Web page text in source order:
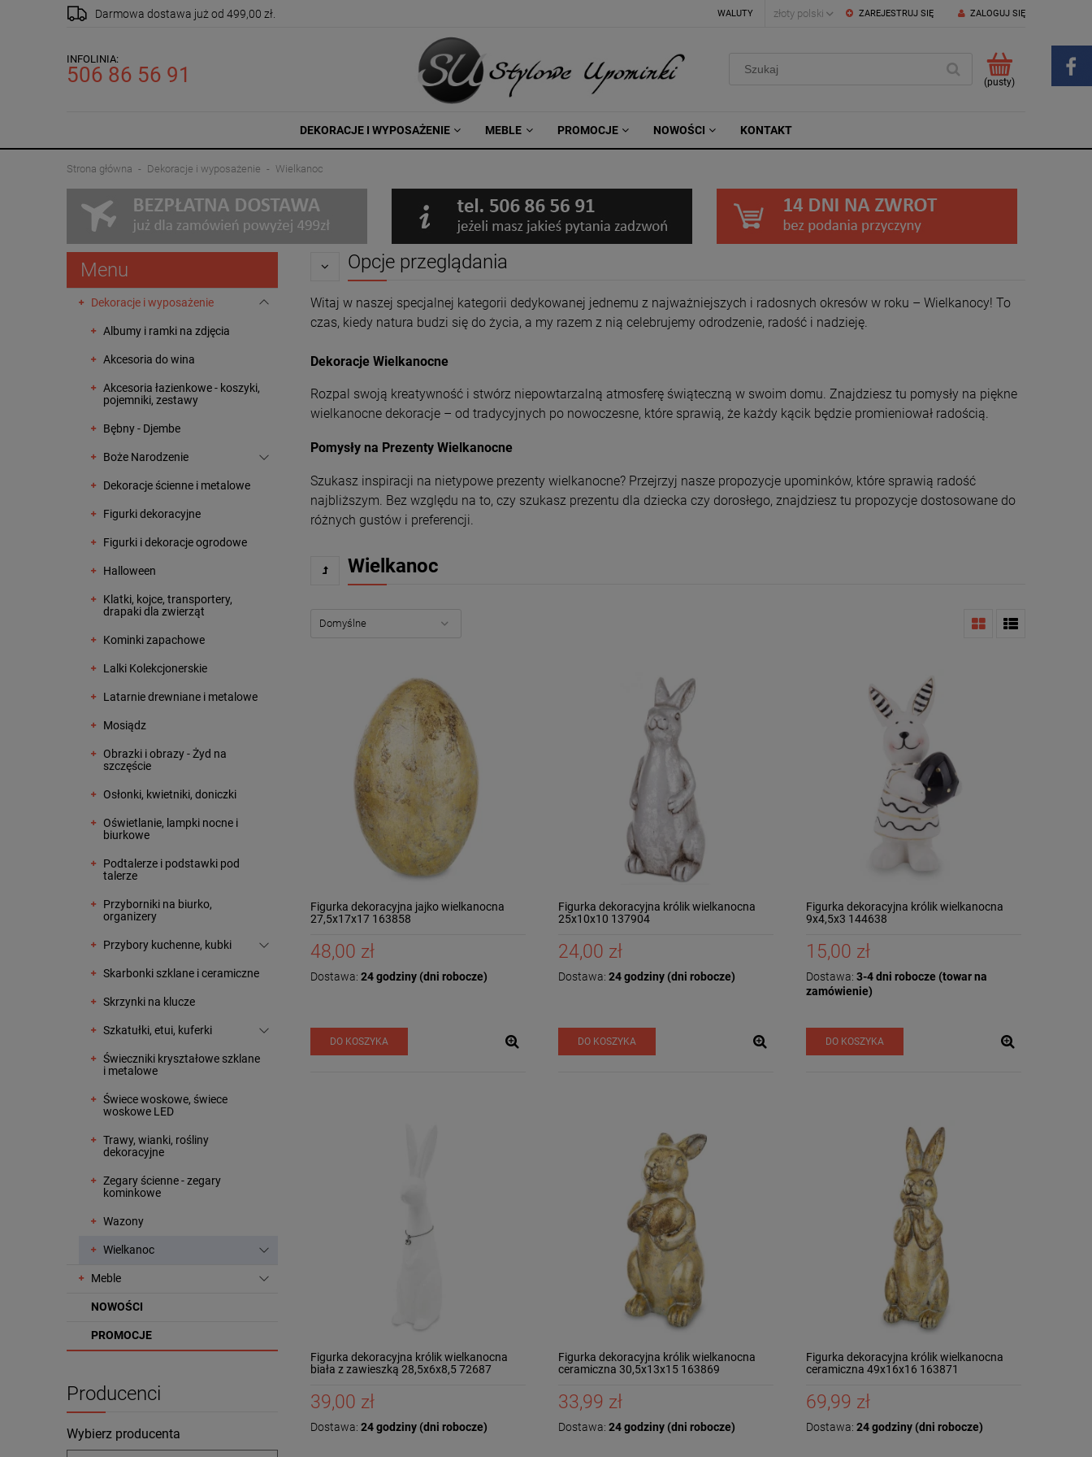
Darmowa dostawa już od 499,00 zł. ZAREJESTRUJ SIĘ ZALOGUJ SIĘ
WALUTY
INFOLINIA:
506 86 56 91 (pusty)
DEKORACJE I WYPOSAŻENIE MEBLE PROMOCJE NOWOŚCI KONTAKT
Strona główna Dekoracje i wyposażenie Wielkanoc
Menu
Dekoracje i wyposażenie
Albumy i ramki na zdjęcia
Akcesoria do wina
Akcesoria łazienkowe - koszyki,
pojemniki, zestawy
Bębny - Djembe
Boże Narodzenie
Dekoracje ścienne i metalowe
Figurki dekoracyjne
Figurki i dekoracje ogrodowe
Halloween
Klatki, kojce, transportery,
drapaki dla zwierząt
Kominki zapachowe
Lalki Kolekcjonerskie
Latarnie drewniane i metalowe
Mosiądz
Obrazki i obrazy - Żyd na
szczęście
Osłonki, kwietniki, doniczki
Oświetlanie, lampki nocne i
biurkowe
Podtalerze i podstawki pod
talerze
Przyborniki na biurko,
organizery
Przybory kuchenne, kubki
Skarbonki szklane i ceramiczne
Skrzynki na klucze
Szkatułki, etui, kuferki
Świeczniki kryształowe szklane
i metalowe
Świece woskowe, świece
woskowe LED
Trawy, wianki, rośliny
dekoracyjne
Zegary ścienne - zegary
kominkowe
Wazony
Wielkanoc
Meble
NOWOŚCI
PROMOCJE
Producenci
Wybierz producenta
Opcje przeglądania
Witaj w naszej specjalnej kategorii dedykowanej jednemu z najważniejszych i radosnych okresów w roku – Wielkanocy! To
czas, kiedy natura budzi się do życia, a my razem z nią celebrujemy odrodzenie, radość i nadzieję.
Dekoracje Wielkanocne
Rozpal swoją kreatywność i stwórz niepowtarzalną atmosferę świąteczną w swoim domu. Znajdziesz tu pomysły na piękne
wielkanocne dekoracje – od tradycyjnych po nowoczesne, które sprawią, że każdy kącik będzie promieniował radością.
Pomysły na Prezenty Wielkanocne
Szukasz inspiracji na nietypowe prezenty wielkanocne? Przejrzyj nasze propozycje upominków, które sprawią radość
najbliższym. Bez względu na to, czy szukasz prezentu dla dziecka czy dorosłego, znajdziesz tu propozycje dostosowane do
różnych gustów i preferencji.
Wielkanoc
Figurka dekoracyjna jajko wielkanocna
27,5x17x17 163858
48,00 zł
Dostawa: 24 godziny (dni robocze)
DO KOSZYKA
Figurka dekoracyjna królik wielkanocna
25x10x10 137904
24,00 zł
Dostawa: 24 godziny (dni robocze)
DO KOSZYKA
Figurka dekoracyjna królik wielkanocna
9x4,5x3 144638
15,00 zł
Dostawa: 3-4 dni robocze (towar na
zamówienie)
DO KOSZYKA
Figurka dekoracyjna królik wielkanocna
biała z zawieszką 28,5x6x8,5 72687
39,00 zł
Dostawa: 24 godziny (dni robocze)
Figurka dekoracyjna królik wielkanocna
ceramiczna 30,5x13x15 163869
33,99 zł
Dostawa: 24 godziny (dni robocze)
Figurka dekoracyjna królik wielkanocna
ceramiczna 49x16x16 163871
69,99 zł
Dostawa: 24 godziny (dni robocze)